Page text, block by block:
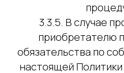
3.3.5. В случае
приобретателю
обязательства по
настоящей